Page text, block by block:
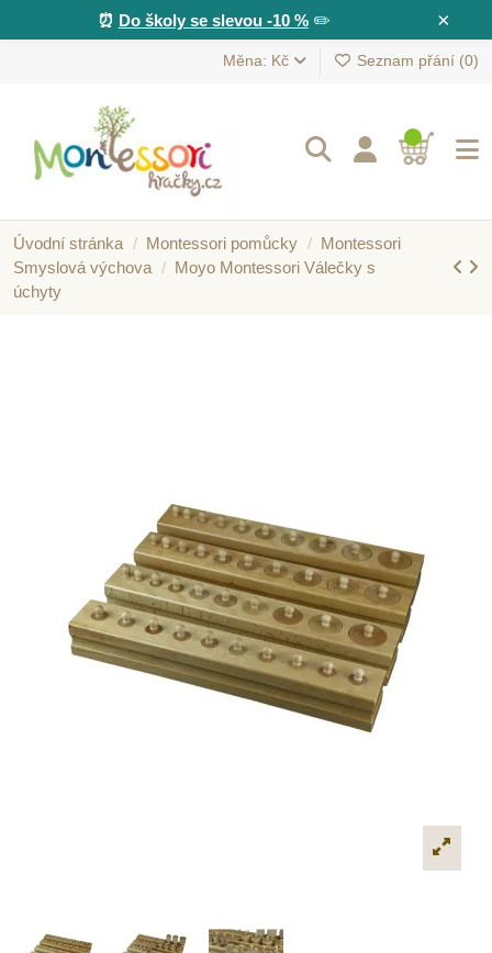
×
⏰ Do školy se slevou -10 %✏️
Měna: Kč Seznam přání (0)
Úvodní stránka Montessori pomůcky
Montessori
Smyslová výchova
Moyo Montessori Válečky s
úchyty